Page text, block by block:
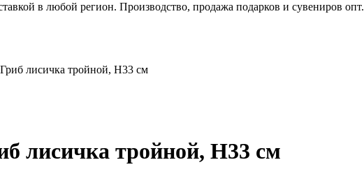
в любой регион. Производство, продажа подарков и сувениров опт.
лисичка тройной, Н33 см
лисичка тройной, Н33 см